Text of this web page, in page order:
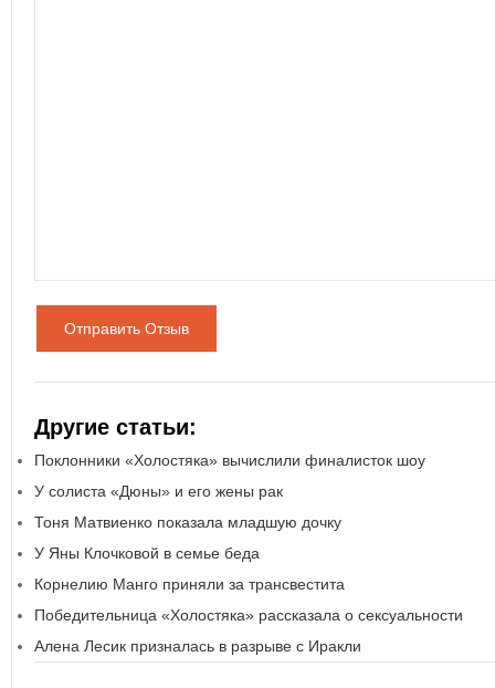
Отправить Отзыв
Другие статьи:
Поклонники «Холостяка» вычислили финалисток шоу
У солиста «Дюны» и его жены рак
Тоня Матвиенко показала младшую дочку
У Яны Клочковой в семье беда
Корнелию Манго приняли за трансвестита
Победительница «Холостяка» рассказала о сексуальности
Алена Лесик призналась в разрыве с Иракли